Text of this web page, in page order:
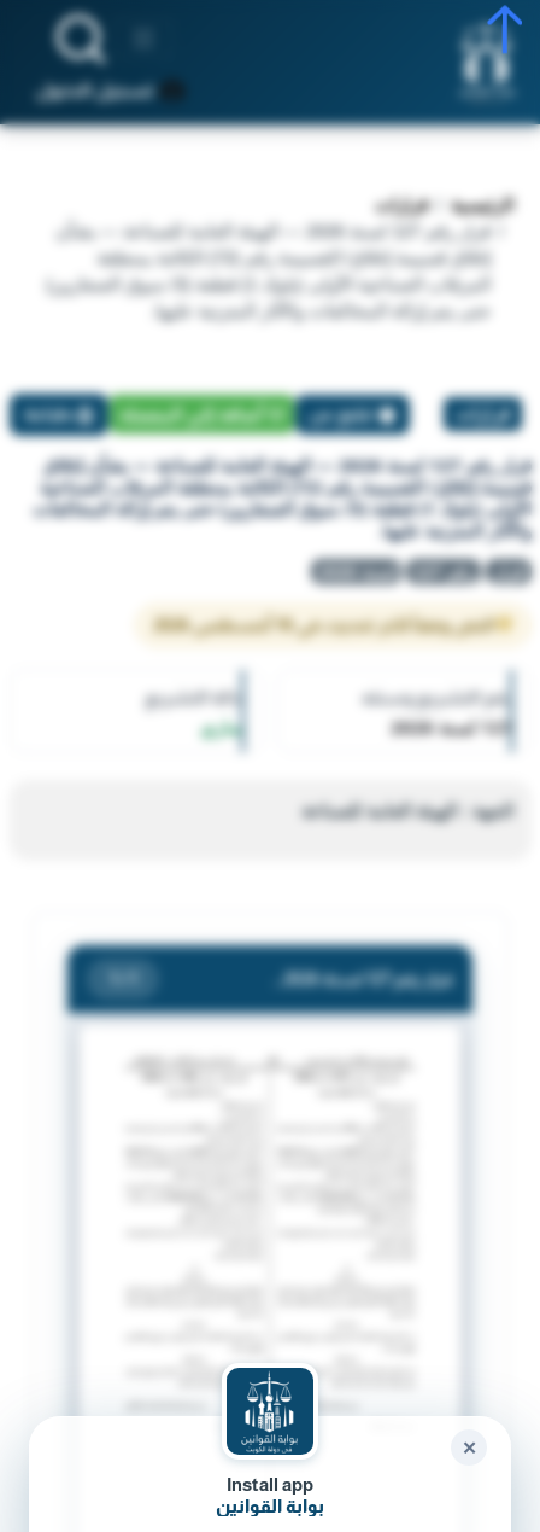
تسجيل الدخول
الرئيسية
قرارات
قرار رقم 127 لسنة 2026 — الهيئة العامة للصناعة — بشأن
إغلاق قسيمة إغلاق/ القسيمة رقم (72) الكائنة بمنطقة
المرقاب الصناعية الأولى (بلوك 1) قطعة (3/ سوق الصفارين)
حتى يتم إزالة المخالفات والآثار المترتبة عليها.
قرارات تبليغ عن أضافة إلي المفضلة طباعة
قرار رقم 127 لسنة 2026 — الهيئة العامة للصناعة — بشأن إغلاق
قسيمة إغلاق/ القسيمة رقم (72) الكائنة بمنطقة المرقاب الصناعية
الأولى (بلوك 1) قطعة (3/ سوق الصفارين) حتى يتم إزالة المخالفات
والآثار المترتبة عليها.
قرار رقم 127 لسنة 2026
النص وفقاً لآخر تحديث في 10 أغسطس 2026
رقم التشريع وسنته
127 لسنة 2026
حالة التشريع
ساري
الجهة : الهيئة العامة للصناعة
Install app
بوابة القوانين
✕